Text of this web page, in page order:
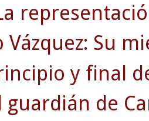
Vázquez: Su
y final
guardián de